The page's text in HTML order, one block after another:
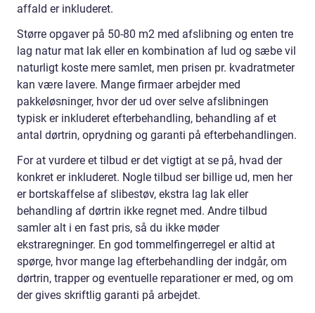
affald er inkluderet.
Større opgaver på 50-80 m2 med afslibning og enten tre
lag natur mat lak eller en kombination af lud og sæbe vil
naturligt koste mere samlet, men prisen pr. kvadratmeter
kan være lavere. Mange firmaer arbejder med
pakkeløsninger, hvor der ud over selve afslibningen
typisk er inkluderet efterbehandling, behandling af et
antal dørtrin, oprydning og garanti på efterbehandlingen.
For at vurdere et tilbud er det vigtigt at se på, hvad der
konkret er inkluderet. Nogle tilbud ser billige ud, men her
er bortskaffelse af slibestøv, ekstra lag lak eller
behandling af dørtrin ikke regnet med. Andre tilbud
samler alt i en fast pris, så du ikke møder
ekstraregninger. En god tommelfingerregel er altid at
spørge, hvor mange lag efterbehandling der indgår, om
dørtrin, trapper og eventuelle reparationer er med, og om
der gives skriftlig garanti på arbejdet.